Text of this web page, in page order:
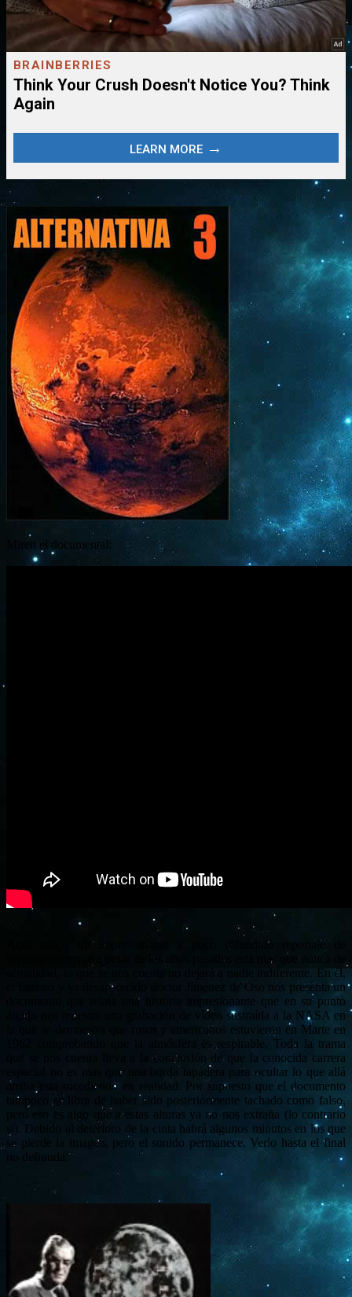
Miren el documental:
Aquí traigo un impresionante y poco difundido reportaje de
investigación que a pesar de los años pasados está mas que nunca de
actualidad, lo que se nos cuenta no dejará a nadie indiferente. En él,
el famoso y ya desaparecido doctor Jíménez de Oso nos presenta un
documento que relata una historia impresionante que en su punto
álgido nos muestra una grabación de vídeo sustraída a la NASA en
la que se demuestra que rusos y americanos estuvieron en Marte en
1962 comprobando que la atmósfera es respirable. Toda la trama
que se nos cuenta lleva a la conclusión de que la conocida carrera
espacial no es mas que una burda tapadera para ocultar lo que allá
arriba esta sucediendo en realidad. Por supuesto que el documento
tampoco se libra de haber sido posteriormente tachado como falso,
pero eso es algo que a estas alturas ya no nos extraña (lo contrario
si). Debido al deterioro de la cinta habrá algunos minutos en los que
se pierde la imagen, pero el sonido permanece. Verlo hasta el final
no defrauda.